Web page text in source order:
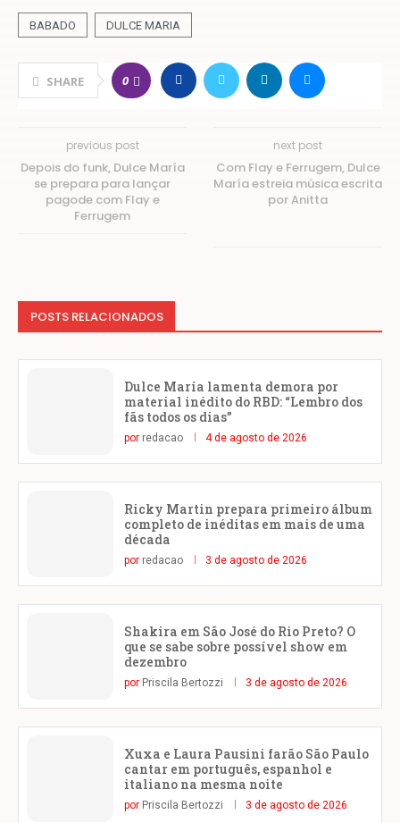
BABADO DULCE MARIA
SHARE 0
previous post
Depois do funk, Dulce María
se prepara para lançar
pagode com Flay e
Ferrugem
next post
Com Flay e Ferrugem, Dulce
María estreia música escrita
por Anitta
POSTS RELACIONADOS
Dulce María lamenta demora por
material inédito do RBD: “Lembro dos
fãs todos os dias”
por redacao 4 de agosto de 2026
Ricky Martin prepara primeiro álbum
completo de inéditas em mais de uma
década
por redacao 3 de agosto de 2026
Shakira em São José do Rio Preto? O
que se sabe sobre possível show em
dezembro
por Priscila Bertozzi 3 de agosto de 2026
Xuxa e Laura Pausini farão São Paulo
cantar em português, espanhol e
italiano na mesma noite
por Priscila Bertozzi 3 de agosto de 2026